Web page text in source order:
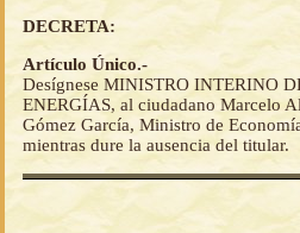
DECRETA:
Artículo Único.-
Desígnese MINISTRO INTERINO
ENERGÍAS, al ciudadano Marcelo
Gómez García, Ministro de
mientras dure la ausencia del titular.